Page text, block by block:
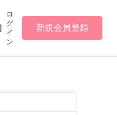
ロ
グ
イ
ン
新規会員登録